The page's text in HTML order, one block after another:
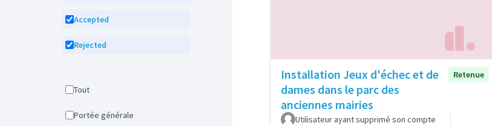
Accepted
Rejected
Tout
Portée générale
Installation Jeux d'échec et de
dames dans le parc des
anciennes mairies
Retenue
Utilisateur ayant supprimé son compte